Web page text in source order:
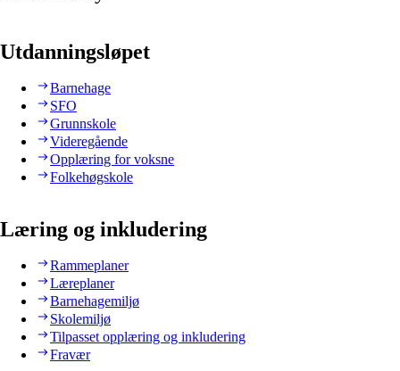
Utdanningsløpet
Barnehage
SFO
Grunnskole
Videregående
Opplæring for voksne
Folkehøgskole
Læring og inkludering
Rammeplaner
Læreplaner
Barnehagemiljø
Skolemiljø
Tilpasset opplæring og inkludering
Fravær